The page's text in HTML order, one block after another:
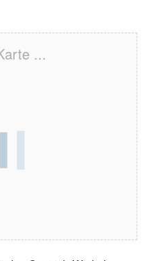
...